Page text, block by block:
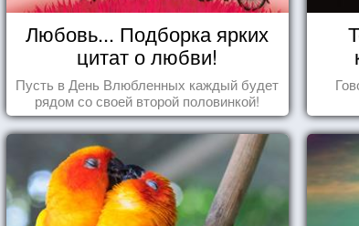
Любовь... Подборка ярких
цитат о любви!
Пусть в День Влюбленных каждый будет
рядом со своей второй половинкой!